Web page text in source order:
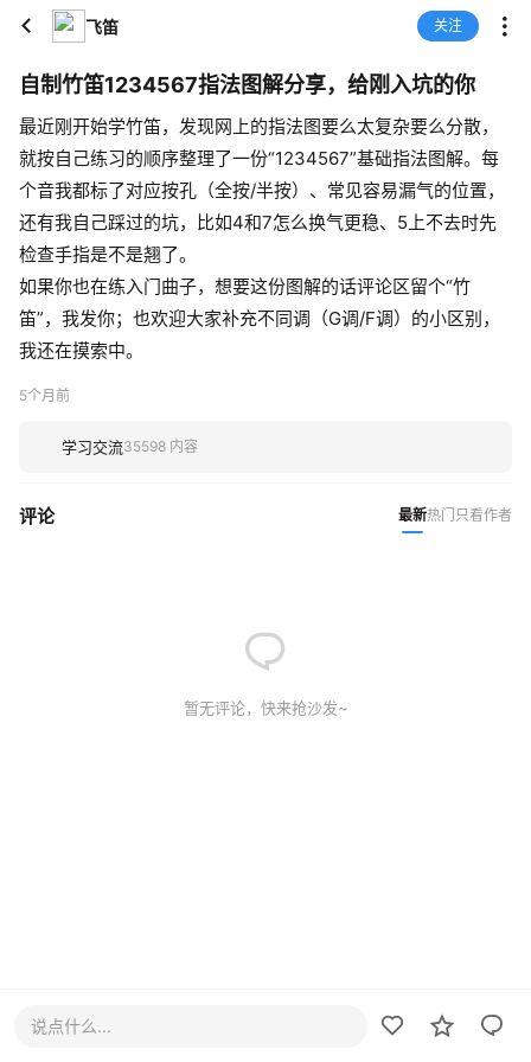
飞笛 关注
自制竹笛1234567指法图解分享，给刚入坑的你
最近刚开始学竹笛，发现网上的指法图要么太复杂要么分散，
就按自己练习的顺序整理了一份“1234567”基础指法图解。每
个音我都标了对应按孔（全按/半按）、常见容易漏气的位置，
还有我自己踩过的坑，比如4和7怎么换气更稳、5上不去时先
检查手指是不是翘了。
如果你也在练入门曲子，想要这份图解的话评论区留个“竹
笛”，我发你；也欢迎大家补充不同调（G调/F调）的小区别，
我还在摸索中。
5个月前
学习交流35598 内容
评论 最新热门 只看作者
暂无评论，快来抢沙发~
说点什么...